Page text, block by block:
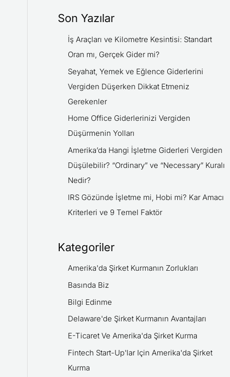
Son Yazılar
İş Araçları ve Kilometre Kesintisi: Standart
Oran mı, Gerçek Gider mi?
Seyahat, Yemek ve Eğlence Giderlerini
Vergiden Düşerken Dikkat Etmeniz
Gerekenler
Home Office Giderlerinizi Vergiden
Düşürmenin Yolları
Amerika’da Hangi İşletme Giderleri Vergiden
Düşülebilir? “Ordinary” ve “Necessary” Kuralı
Nedir?
IRS Gözünde İşletme mi, Hobi mi? Kar Amacı
Kriterleri ve 9 Temel Faktör
Kategoriler
Amerika'da Şirket Kurmanın Zorlukları
Basında Biz
Bilgi Edinme
Delaware'de Şirket Kurmanın Avantajları
E-Ticaret Ve Amerika'da Şirket Kurma
Fintech Start-Up'lar Için Amerika'da Şirket
Kurma